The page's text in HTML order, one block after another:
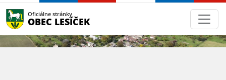
Oficiálne stránky
OBEC LESÍČEK